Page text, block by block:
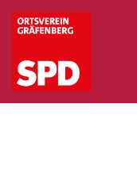
Zum
Inhalt